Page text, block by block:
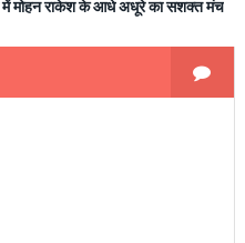
मोहन राकेश के आधे अधूरे का सशक्त मंच